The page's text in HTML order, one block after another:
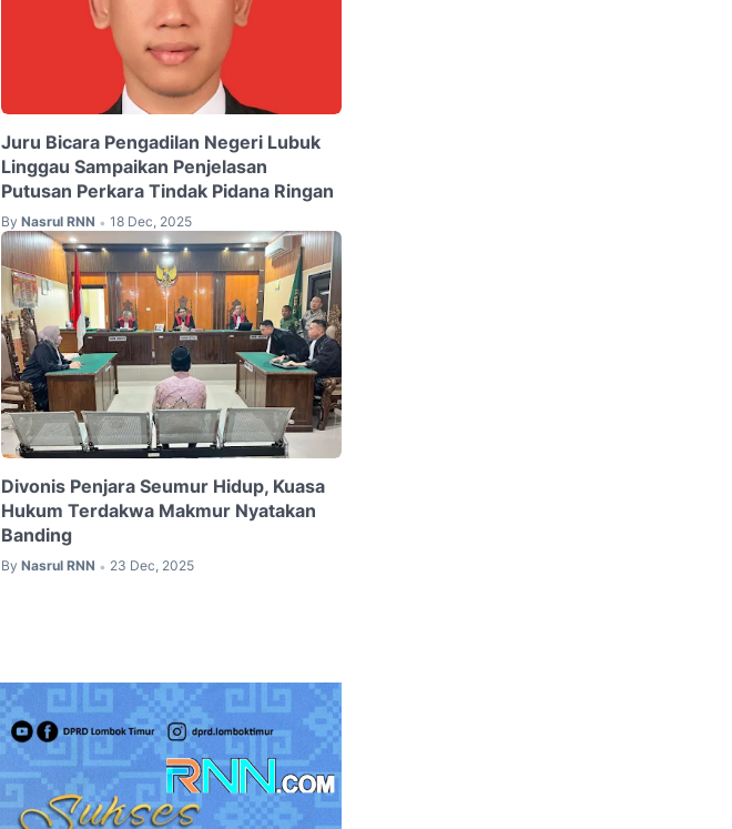
Juru Bicara Pengadilan Negeri Lubuk
Linggau Sampaikan Penjelasan
Putusan Perkara Tindak Pidana Ringan
By Nasrul RNN • 18 Dec, 2025
Divonis Penjara Seumur Hidup, Kuasa
Hukum Terdakwa Makmur Nyatakan
Banding
By Nasrul RNN • 23 Dec, 2025